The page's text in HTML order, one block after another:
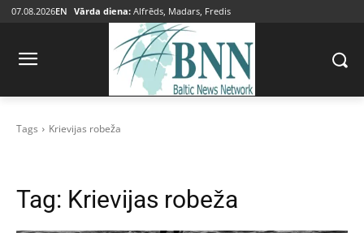
07.08.2026EN Vārda diena: Alfrēds, Madars, Fredis
Tags Krievijas robeža
Tag: Krievijas robeža